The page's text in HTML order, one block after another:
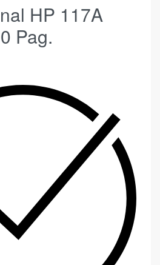
HP 117A
Pag.